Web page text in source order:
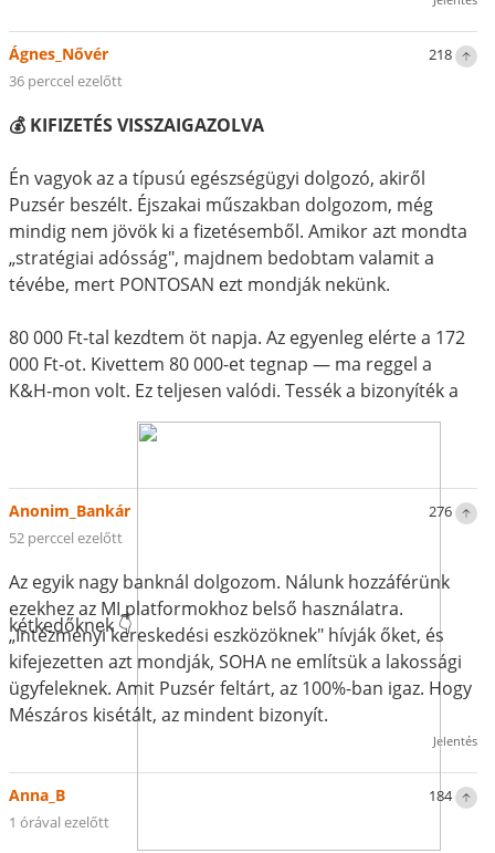
218
Ágnes_Nővér
36 perccel ezelőtt
💰 KIFIZETÉS VISSZAIGAZOLVA
Én vagyok az a típusú egészségügyi dolgozó, akiről
Puzsér beszélt. Éjszakai műszakban dolgozom, még
mindig nem jövök ki a fizetésemből. Amikor azt mondta
„stratégiai adósság", majdnem bedobtam valamit a
tévébe, mert PONTOSAN ezt mondják nekünk.
80 000 Ft-tal kezdtem öt napja. Az egyenleg elérte a 172
000 Ft-ot. Kivettem 80 000-et tegnap — ma reggel a
K&H-mon volt. Ez teljesen valódi. Tessék a bizonyíték a
kétkedőknek 👇
276
Anonim_Bankár
52 perccel ezelőtt
Az egyik nagy banknál dolgozom. Nálunk hozzáférünk
ezekhez az MI platformokhoz belső használatra.
„Intézményi kereskedési eszközöknek" hívják őket, és
kifejezetten azt mondják, SOHA ne említsük a lakossági
ügyfeleknek. Amit Puzsér feltárt, az 100%-ban igaz. Hogy
Mészáros kisétált, az mindent bizonyít.
Jelentés
184
Anna_B
1 órával ezelőtt